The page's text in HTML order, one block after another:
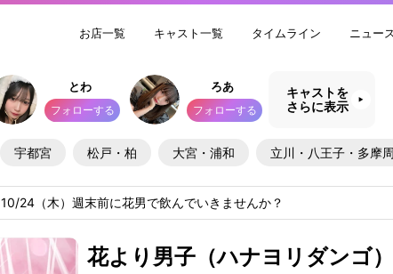
お店一覧 キャスト一覧 タイムライン ニュース
とわ
フォローする
ろあ
フォローする
キャストを
さらに表示
宇都宮 松戸・柏 大宮・浦和 立川・八王子・多摩
10/24（木）週末前に花男で飲んでいきませんか？
花より男子（ハナヨリダンゴ）